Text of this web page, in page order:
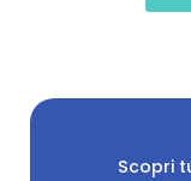
Scopri